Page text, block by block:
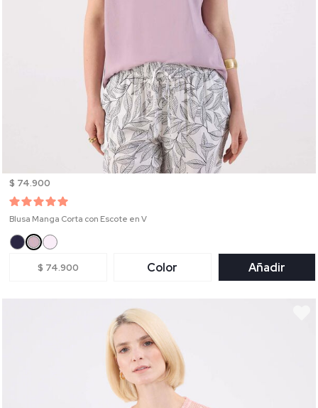
$ 74.900
Blusa Manga Corta con Escote en V
$ 74.900 Color Añadir